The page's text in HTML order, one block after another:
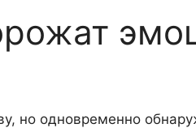
но одновременно